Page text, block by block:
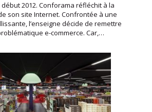
2012. Conforama réfléchit à la
son site Internet. Confrontée à une
l’enseigne décide de remettre
e-commerce. Car,…